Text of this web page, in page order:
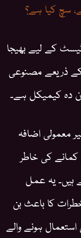
سچ کیا ہے؟
ٹیسٹ کے لیے بھیجا
کے ذریعے مصنوعی
دہ کیمیکل ہے۔
معمولی اضافہ
کمانے کی خاطر
ہیں۔ یہ عمل
کا باعث بن
ہونے والے